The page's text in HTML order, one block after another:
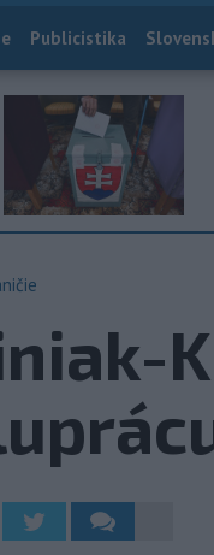
Publicistika